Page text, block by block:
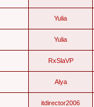
Yulia
Yulia
RxSlaVP
Alya
itdirector2006